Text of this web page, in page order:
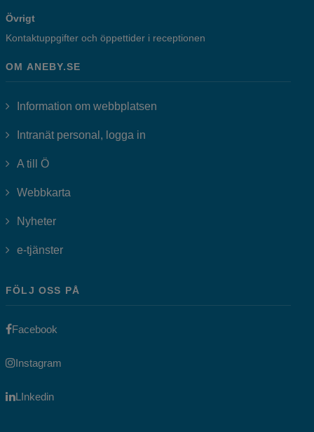
Övrigt
Kontaktuppgifter och öppettider i receptionen
OM ANEBY.SE
Information om webbplatsen
Intranät personal, logga in
A till Ö
Webbkarta
Nyheter
e-tjänsterLänk till annan webbplats, öppnas i nytt fönster.
FÖLJ OSS PÅ
Facebook
Instagram
LInkedinLänk till annan webbplats, öppnas i nytt fönster.